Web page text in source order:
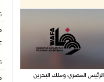
الرئيس المصري وملك البحرين